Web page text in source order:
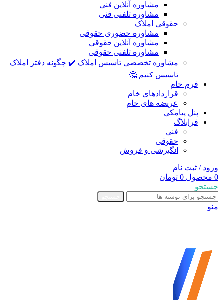
مشاوره آنلاین فنی
مشاوره تلفنی فنی
حقوقی املاک
مشاوره حضوری حقوقی
مشاوره آنلاین حقوقی
مشاوره تلفنی حقوقی
مشاوره تخصصی تاسیس املاک ✔️ چگونه دفتر املاک
تاسیس کنیم 🤔
فرم خام
قراردادهای خام
عریضه های خام
پنل پیامکی
فرابلاگ
فنی
حقوقی
انگیزشی و فروش
ورود / ثبت نام
0 محصول 0 تومان
جستجو
منو